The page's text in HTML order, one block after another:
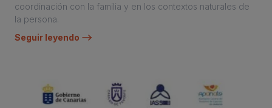
coordinación con la familia y en los contextos naturales de
la persona.
Seguir leyendo